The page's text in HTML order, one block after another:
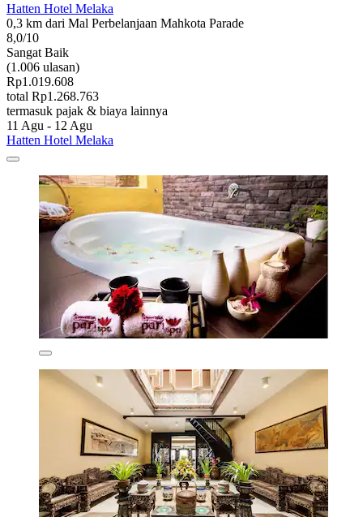
Hatten Hotel Melaka
0,3 km dari Mal Perbelanjaan Mahkota Parade
8,0/10
Sangat Baik
(1.006 ulasan)
Rp1.019.608
total Rp1.268.763
termasuk pajak & biaya lainnya
11 Agu - 12 Agu
Hatten Hotel Melaka